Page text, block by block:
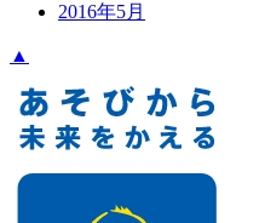
2016年5月
▲